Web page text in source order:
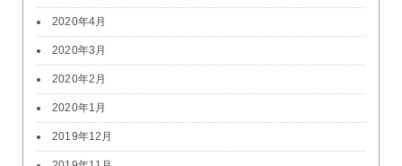
2020年4月
2020年3月
2020年2月
2020年1月
2019年12月